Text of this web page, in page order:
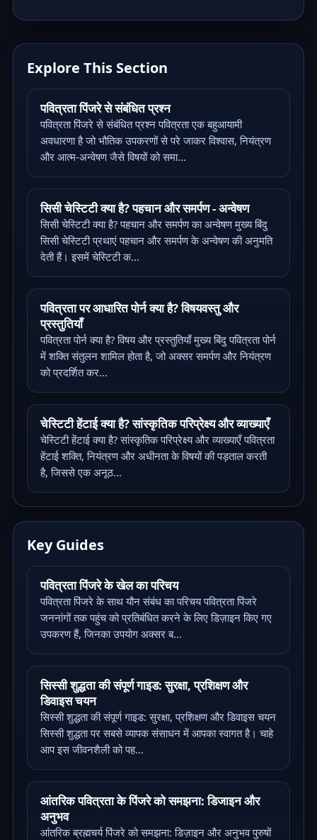
Explore This Section
पवित्रता पिंजरे से संबंधित प्रश्न
पवित्रता पिंजरे से संबंधित प्रश्न पवित्रता एक बहुआयामी
अवधारणा है जो भौतिक उपकरणों से परे जाकर विश्वास, नियंत्रण
और आत्म-अन्वेषण जैसे विषयों को समा...
सिसी चेस्टिटी क्या है? पहचान और समर्पण - अन्वेषण
सिसी चेस्टिटी क्या है? पहचान और समर्पण का अन्वेषण मुख्य बिंदु
सिसी चेस्टिटी प्रथाएं पहचान और समर्पण के अन्वेषण की अनुमति
देती हैं। इसमें चेस्टिटी क...
पवित्रता पर आधारित पोर्न क्या है? विषयवस्तु और
प्रस्तुतियाँ
पवित्रता पोर्न क्या है? विषय और प्रस्तुतियाँ मुख्य बिंदु पवित्रता पोर्न
में शक्ति संतुलन शामिल होता है, जो अक्सर समर्पण और नियंत्रण
को प्रदर्शित कर...
चेस्टिटी हेंटाई क्या है? सांस्कृतिक परिप्रेक्ष्य और व्याख्याएँ
चेस्टिटी हेंटाई क्या है? सांस्कृतिक परिप्रेक्ष्य और व्याख्याएँ पवित्रता
हेंटाई शक्ति, नियंत्रण और अधीनता के विषयों की पड़ताल करती
है, जिससे एक अनूठ...
Key Guides
पवित्रता पिंजरे के खेल का परिचय
पवित्रता पिंजरे के साथ यौन संबंध का परिचय पवित्रता पिंजरे
जननांगों तक पहुंच को प्रतिबंधित करने के लिए डिज़ाइन किए गए
उपकरण हैं, जिनका उपयोग अक्सर ब...
सिस्सी शुद्धता की संपूर्ण गाइड: सुरक्षा, प्रशिक्षण और
डिवाइस चयन
सिस्सी शुद्धता की संपूर्ण गाइड: सुरक्षा, प्रशिक्षण और डिवाइस चयन
सिस्सी शुद्धता पर सबसे व्यापक संसाधन में आपका स्वागत है। चाहे
आप इस जीवनशैली को पह...
आंतरिक पवित्रता के पिंजरे को समझना: डिजाइन और
अनुभव
आंतरिक ब्रह्मचर्य पिंजरे को समझना: डिज़ाइन और अनुभव पुरुषों